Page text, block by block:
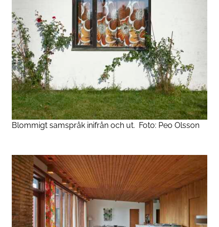
Blommigt samspråk in­ifrån och ut. Foto: Peo Olsson